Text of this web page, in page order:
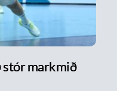
stór markmið